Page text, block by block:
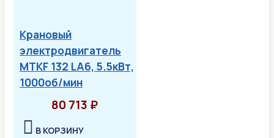
Крановый
электродвигатель
MTKF 132 LA6, 5.5кВт,
1000об/мин
80 713 ₽
В КОРЗИНУ